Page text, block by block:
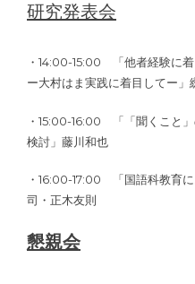
研究発表会
・14:00-15:00 「他者経験に
ー大村はま実践に着目してー」
・15:00-16:00 「「聞くこと
検討」藤川和也
・16:00-17:00 「国語科教育
司・正木友則
懇親会